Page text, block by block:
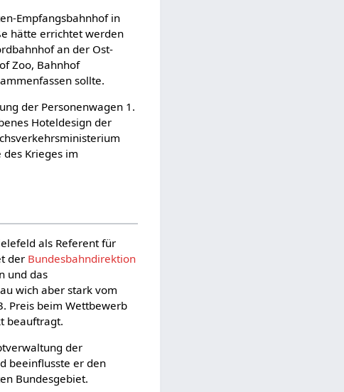
Empfangsbahnhof in
hätte errichtet werden
an der Ost-
Zoo, Bahnhof
sollte.
der Personenwagen 1.
Hoteldesign der
Krieges im
als Referent für
der Bundesbahndirektion
und das
wich aber stark vom
Preis beim Wettbewerb
beauftragt.
der
beeinflusste er den
Bundesgebiet.